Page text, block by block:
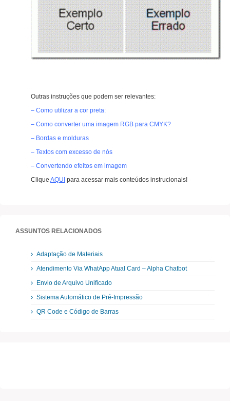
Outras instruções que podem ser relevantes:
– Como utilizar a cor preta:
– Como converter uma imagem RGB para CMYK?
– Bordas e molduras
– Textos com excesso de nós
– Convertendo efeitos em imagem
Clique AQUI para acessar mais conteúdos instrucionais!
ASSUNTOS RELACIONADOS
Adaptação de Materiais
Atendimento Via WhatApp Atual Card – Alpha Chatbot
Envio de Arquivo Unificado
Sistema Automático de Pré-Impressão
QR Code e Código de Barras